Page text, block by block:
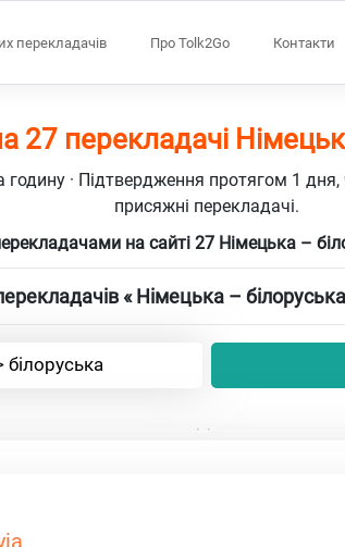
перекладачів Про Tolk2Go Контакти
27 перекладачі
годину · Підтвердження протягом 1
присяжні перекладачі.
на сайті 27 Німецька –
« Німецька –
білоруська